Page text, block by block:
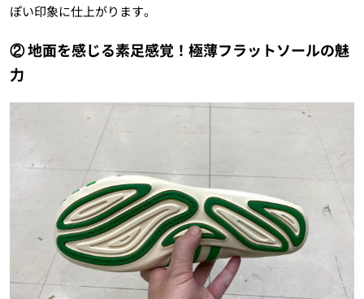
ぽい印象に仕上がります。
② 地面を感じる素足感覚！極薄フラットソールの魅
力